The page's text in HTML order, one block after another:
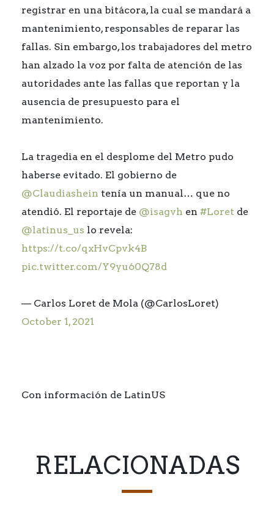
registrar en una bitácora, la cual se mandará a
mantenimiento, responsables de reparar las
fallas. Sin embargo, los trabajadores del metro
han alzado la voz por falta de atención de las
autoridades ante las fallas que reportan y la
ausencia de presupuesto para el
mantenimiento.
La tragedia en el desplome del Metro pudo
haberse evitado. El gobierno de
@Claudiashein tenía un manual… que no
atendió. El reportaje de @isagvh en #Loret de
@latinus_us lo revela:
https://t.co/qxHvCpvk4B
pic.twitter.com/Y9yu60Q78d
— Carlos Loret de Mola (@CarlosLoret)
October 1, 2021
Con información de LatinUS
RELACIONADAS